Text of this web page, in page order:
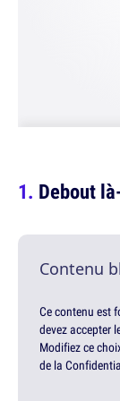
Debout
Contenu
Ce contenu est
devez accepter
Modifiez ce
de la